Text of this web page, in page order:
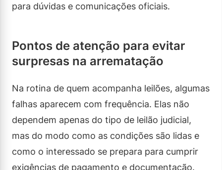
para dúvidas e comunicações oficiais.
Pontos de atenção para evitar
surpresas na arrematação
Na rotina de quem acompanha leilões, algumas
falhas aparecem com frequência. Elas não
dependem apenas do tipo de leilão judicial,
mas do modo como as condições são lidas e
como o interessado se prepara para cumprir
exigências de pagamento e documentação.